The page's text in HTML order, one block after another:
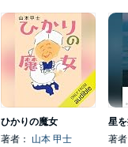
ひかりの魔女
著者： 山本 甲士
星
著